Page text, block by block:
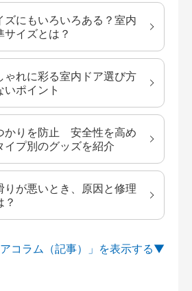
ズにもいろいろある？室内
サイズとは？
ゃれに彩る室内ドア選び方
いポイント
かりを防止 安全性を高め
イプ別のグッズを紹介
りが悪いとき、原因と修理
？
コラム（記事）」を